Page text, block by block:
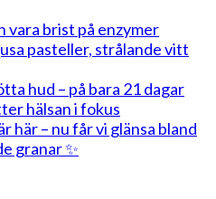
vara brist på enzymer
pasteller, strålande vitt
hud – på bara 21 dagar
hälsan i fokus
här – nu får vi glänsa bland
granar ✨